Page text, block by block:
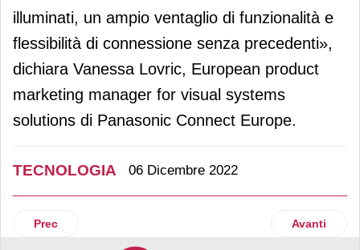
illuminati, un ampio ventaglio di funzionalità e
flessibilità di connessione senza precedenti»,
dichiara Vanessa Lovric, European product
marketing manager for visual systems
solutions di Panasonic Connect Europe.
TECNOLOGIA 06 Dicembre 2022
Articolo precedente: Fameccanica propone il sistema
Prec Articolo
Avanti